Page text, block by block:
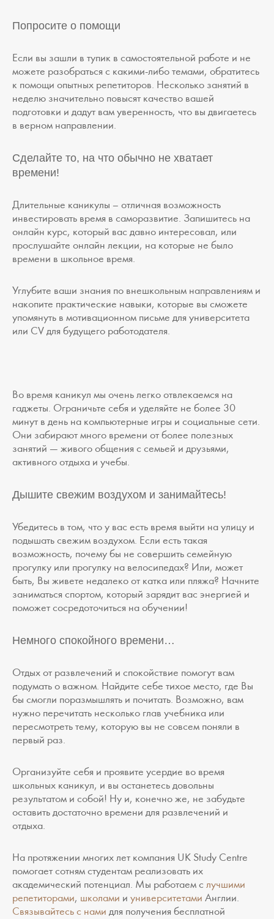
Попросите о помощи
Если вы зашли в тупик в самостоятельной работе и не
можете разобраться с какими-либо темами, обратитесь
к помощи опытных репетиторов. Несколько занятий в
неделю значительно повысят качество вашей
подготовки и дадут вам уверенность, что вы двигаетесь
в верном направлении.
Cделайте то, на что обычно не хватает
времени!
Длительные каникулы – отличная возможность
инвестировать время в саморазвитие. Запишитесь на
онлайн курс, который вас давно интересовал, или
прослушайте онлайн лекции, на которые не было
времени в школьное время.
Углубите ваши знания по внешкольным направлениям и
накопите практические навыки, которые вы сможете
упомянуть в мотивационном письме для университета
или CV для будущего работодателя.
Во время каникул мы очень легко отвлекаемся на
гаджеты. Ограничьте себя и уделяйте не более 30
минут в день на компьютерные игры и социальные сети.
Они забирают много времени от более полезных
занятий — живого общения с семьей и друзьями,
активного отдыха и учебы.
Дышите свежим воздухом и занимайтесь!
Убедитесь в том, что у вас есть время выйти на улицу и
подышать свежим воздухом. Если есть такая
возможность, почему бы не совершить семейную
прогулку или прогулку на велосипедах? Или, может
быть, Вы живете недалеко от катка или пляжа? Начните
заниматься спортом, который зарядит вас энергией и
поможет сосредоточиться на обучении!
Немного спокойного времени…
Отдых от развлечений и спокойствие помогут вам
подумать о важном. Найдите себе тихое место, где Вы
бы смогли поразмышлять и почитать. Возможно, вам
нужно перечитать несколько глав учебника или
пересмотреть тему, которую вы не совсем поняли в
первый раз.
Организуйте себя и проявите усердие во время
школьных каникул, и вы останетесь довольны
результатом и собой! Ну и, конечно же, не забудьте
оставить достаточно времени для развлечений и
отдыха.
На протяжении многих лет компания UK Study Centre
помогает сотням студентам реализовать их
академический потенциал. Мы работаем с лучшими
репетиторами, школами и университетами Англии.
Связывайтесь с нами для получения бесплатной